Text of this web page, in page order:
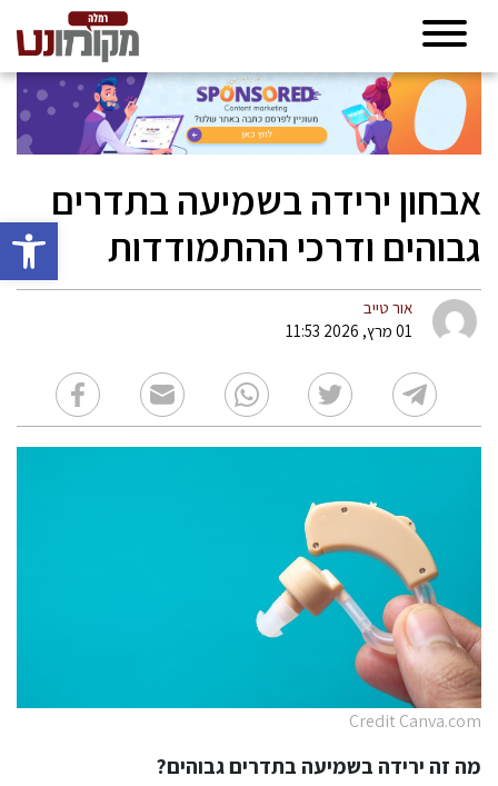
פתח
אבחון ירידה בשמיעה בתדרים
גבוהים ודרכי ההתמודדות
אור טייב
01 מרץ, 2026 11:53
Credit Canva.com
מה זה ירידה בשמיעה בתדרים גבוהים?